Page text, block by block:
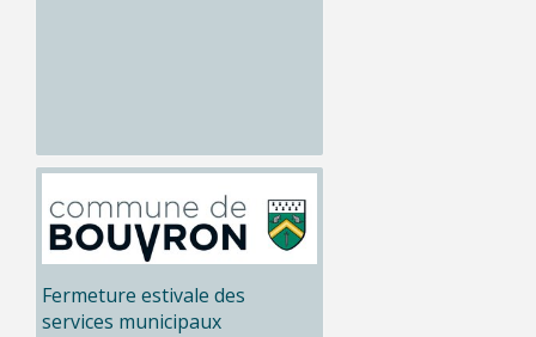
Fermeture estivale des
services municipaux